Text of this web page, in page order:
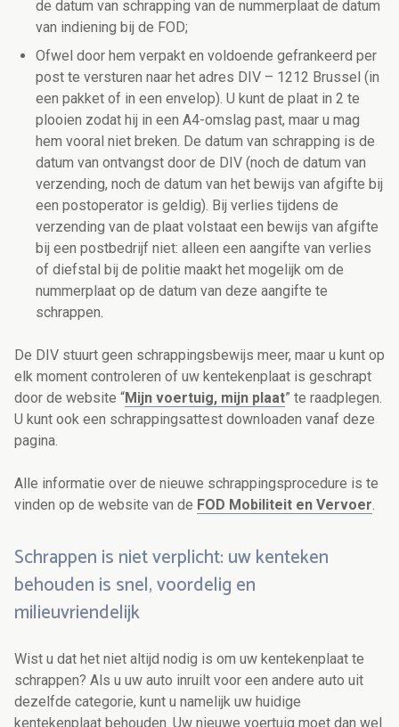
de datum van schrapping van de nummerplaat de datum
van indiening bij de FOD;
Ofwel door hem verpakt en voldoende gefrankeerd per
post te versturen naar het adres DIV – 1212 Brussel (in
een pakket of in een envelop). U kunt de plaat in 2 te
plooien zodat hij in een A4-omslag past, maar u mag
hem vooral niet breken. De datum van schrapping is de
datum van ontvangst door de DIV (noch de datum van
verzending, noch de datum van het bewijs van afgifte bij
een postoperator is geldig). Bij verlies tijdens de
verzending van de plaat volstaat een bewijs van afgifte
bij een postbedrijf niet: alleen een aangifte van verlies
of diefstal bij de politie maakt het mogelijk om de
nummerplaat op de datum van deze aangifte te
schrappen.
De DIV stuurt geen schrappingsbewijs meer, maar u kunt op
elk moment controleren of uw kentekenplaat is geschrapt
door de website “Mijn voertuig, mijn plaat” te raadplegen.
U kunt ook een schrappingsattest downloaden vanaf deze
pagina.
Alle informatie over de nieuwe schrappingsprocedure is te
vinden op de website van de FOD Mobiliteit en Vervoer.
Schrappen is niet verplicht: uw kenteken
behouden is snel, voordelig en
milieuvriendelijk
Wist u dat het niet altijd nodig is om uw kentekenplaat te
schrappen? Als u uw auto inruilt voor een andere auto uit
dezelfde categorie, kunt u namelijk uw huidige
kentekenplaat behouden. Uw nieuwe voertuig moet dan wel